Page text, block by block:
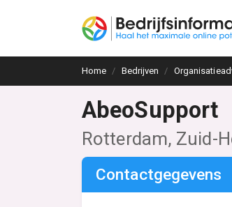
Home Bedrijven
AbeoSupport
Rotterdam, Zuid-
Contactgegevens